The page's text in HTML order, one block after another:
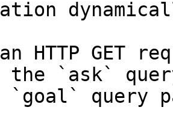
HTTP GET
the `ask`
query